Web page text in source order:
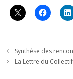
Synthèse des
La Lettre du